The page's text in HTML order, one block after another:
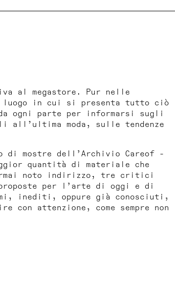
al megastore. Pur nelle
luogo in cui si presenta tutto ciò
ogni parte per informarsi sugli
moda, sulle tendenze
di mostre dell’Archivio Careof -
quantità di materiale che
noto indirizzo, tre critici
per l’arte di oggi e di
inediti, oppure già conosciuti,
con attenzione, come sempre non